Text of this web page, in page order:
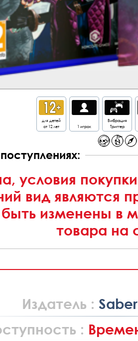
для детей
от 12 лет
1 игрок
Вибрация
Триггер
условия
вид являются
изменены в
товара на
Издатель :
: